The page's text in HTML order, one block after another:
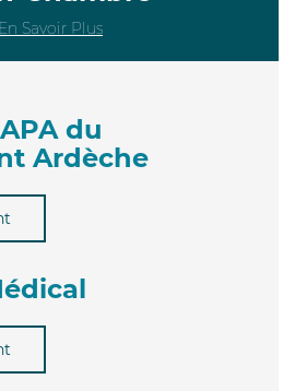
En Savoir Plus
du
Ardèche